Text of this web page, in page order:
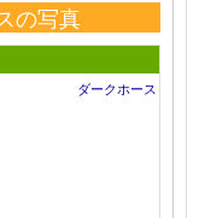
の写真
ダークホース